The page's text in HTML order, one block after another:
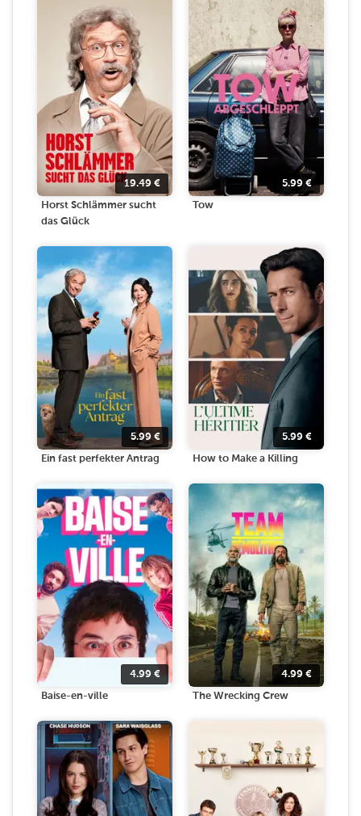
19.49 €
Horst Schlämmer sucht
das Glück
5.99 €
Tow
5.99 €
Ein fast perfekter Antrag
5.99 €
How to Make a Killing
4.99 €
Baise-en-ville
4.99 €
The Wrecking Crew